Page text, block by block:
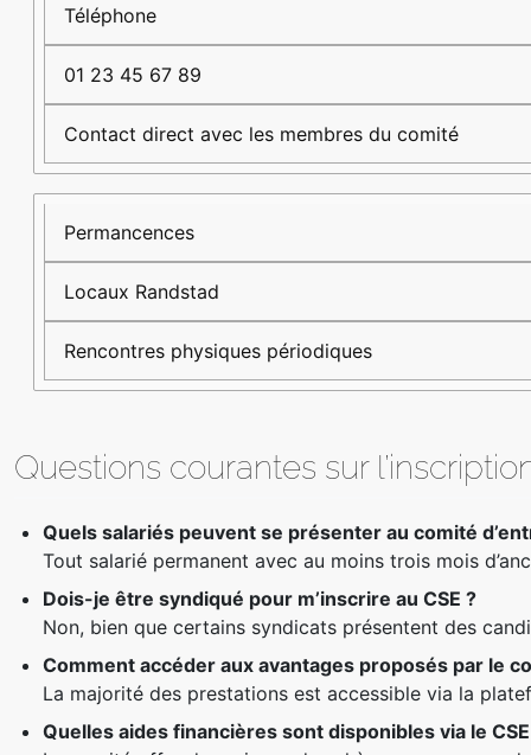
Téléphone
01 23 45 67 89
Contact direct avec les membres du comité
Permancences
Locaux Randstad
Rencontres physiques périodiques
Questions courantes sur
Quels salariés peuvent se présenter au comité
Tout salarié permanent avec au moins trois mois
Dois-je être syndiqué pour m’inscrire au CSE ?
Non, bien que certains syndicats présentent des
Comment accéder aux avantages proposés par le
La majorité des prestations est accessible via la
Quelles aides financières sont disponibles via le